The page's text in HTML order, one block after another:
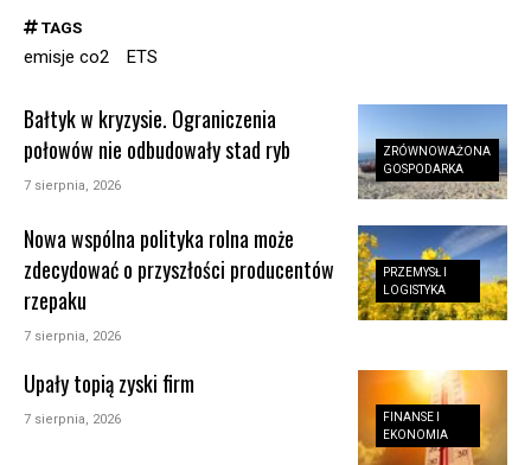
TAGS
emisje co2 ETS
ZRÓWNOWAŻONA
GOSPODARKA
Bałtyk w kryzysie. Ograniczenia
połowów nie odbudowały stad ryb
7 sierpnia, 2026
PRZEMYSŁ I
LOGISTYKA
Nowa wspólna polityka rolna może
zdecydować o przyszłości producentów
rzepaku
7 sierpnia, 2026
FINANSE I
EKONOMIA
Upały topią zyski firm
7 sierpnia, 2026